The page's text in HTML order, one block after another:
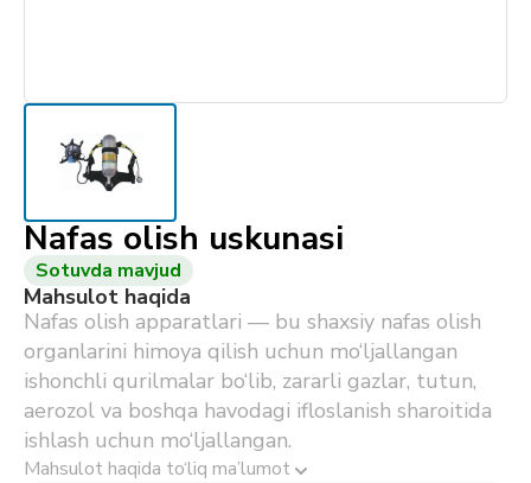
Nafas olish uskunasi
Sotuvda mavjud
Mahsulot haqida
Nafas olish apparatlari — bu shaxsiy nafas olish
organlarini himoya qilish uchun mo‘ljallangan
ishonchli qurilmalar bo‘lib, zararli gazlar, tutun,
aerozol va boshqa havodagi ifloslanish sharoitida
ishlash uchun mo‘ljallangan.
Mahsulot haqida to‘liq ma’lumot